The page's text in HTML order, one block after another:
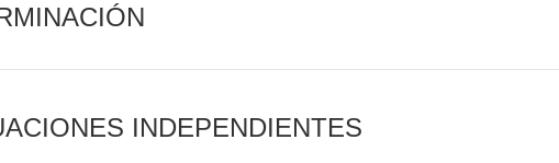
INDEPENDIENTES